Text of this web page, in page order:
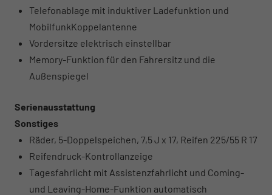
Telefonablage mit induktiver Ladefunktion und
MobilfunkKoppelantenne
Vordersitze elektrisch einstellbar
Memory-Funktion für den Fahrersitz und die
Außenspiegel
Serienausstattung
Sonstiges
Räder, 5-Doppelspeichen, 7,5 J x 17, Reifen 225/55 R 17
Reifendruck-Kontrollanzeige
Tagesfahrlicht mit Assistenzfahrlicht und Coming-
und Leaving-Home-Funktion automatisch